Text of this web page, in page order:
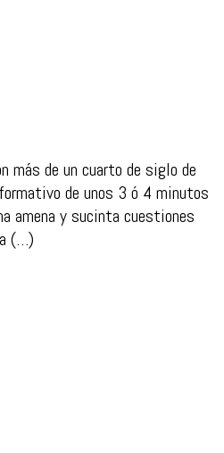
más de un cuarto de siglo de
de unos 3 ó 4 minutos
amena y sucinta cuestiones
(…)